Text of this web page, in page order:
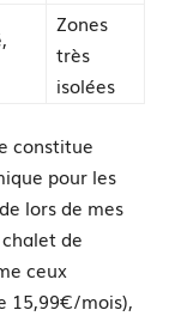
Zones
très
isolées
constitue
pour les
lors de mes
de
ceux
15,99€/mois),